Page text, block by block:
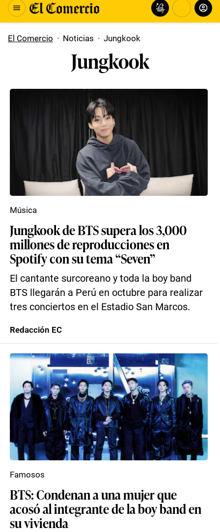
El Comercio · Noticias · Jungkook
Jungkook
Jungkook de BTS supera los 3,000
millones de reproducciones en
Spotify con su tema “Seven”
El cantante surcoreano y toda la boy band
BTS llegarán a Perú en octubre para realizar
tres conciertos en el Estadio San Marcos.
Música
Redacción EC
BTS: Condenan a una mujer que
acosó al integrante de la boy band en
su vivienda
Famosos